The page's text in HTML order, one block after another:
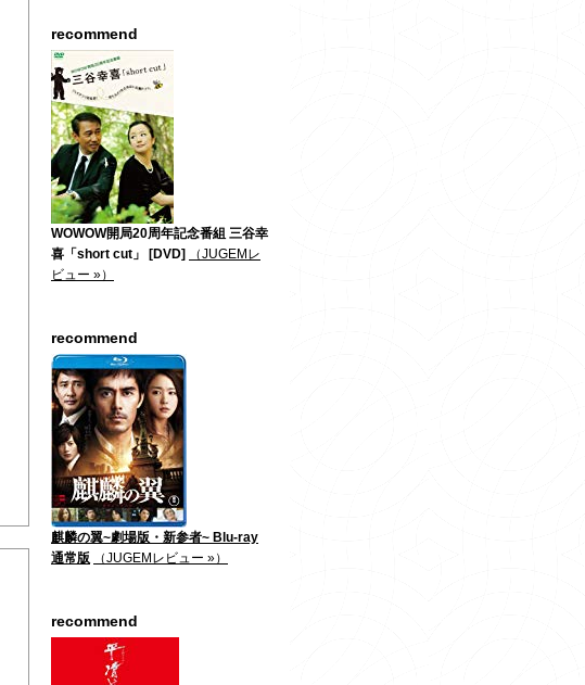
recommend
WOWOW開局20周年記念番組 三谷幸
喜「short cut」 [DVD]
（JUGEMレ
ビュー »）
recommend
麒麟の翼~劇場版・新参者~ Blu-ray
通常版
（JUGEMレビュー »）
recommend